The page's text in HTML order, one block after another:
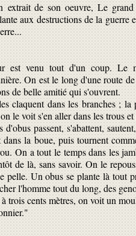
extrait de son oeuvre, Le
aux destructions de la guerre
est venu tout d'un coup. Le
On est le long d'une route
de belle amitié qui s'ouvrent.
claquent dans les branches ; la
le voit s'en aller dans les trous
d'obus passent, s'abattent,
dans la boue, puis tournent
On a tout le temps dans les
de là, sans savoir. On le
pelle. Un obus se plante là tout
l'homme tout du long, des
trois cents mètres, on voit un